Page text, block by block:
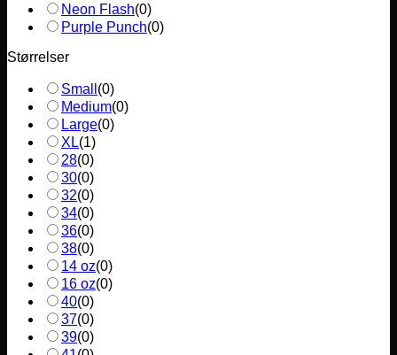
Neon Flash(0)
Purple Punch(0)
Størrelser
Small (0)
Medium(0)
Large(0)
XL(1)
28(0)
30(0)
32(0)
34(0)
36(0)
38(0)
14 oz(0)
16 oz(0)
40(0)
37(0)
39(0)